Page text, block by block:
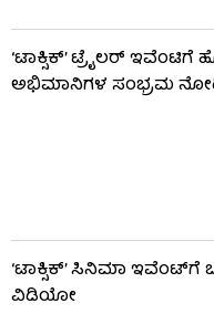
‘ಟಾಕ್ಸಿಕ್’ ಟ್ರೈಲರ್
ಅಭಿಮಾನಿಗಳ ಸಂಭ್ರಮ
‘ಟಾಕ್ಸಿಕ್’ ಸಿನಿಮಾ
ವಿಡಿಯೋ